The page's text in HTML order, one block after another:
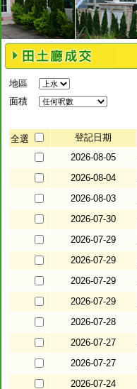
地區
面積
全選
登記日期
2026-08-05
2026-08-04
2026-08-03
2026-07-30
2026-07-29
2026-07-29
2026-07-29
2026-07-29
2026-07-28
2026-07-27
2026-07-27
2026-07-24